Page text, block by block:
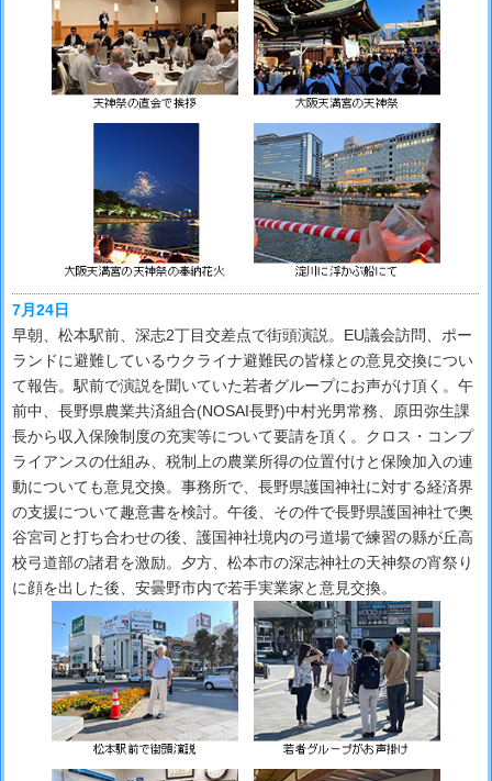
7月24日
早朝、松本駅前、深志2丁目交差点で街頭演説。EU議会訪問、ポー
ランドに避難しているウクライナ避難民の皆様との意見交換につい
て報告。駅前で演説を聞いていた若者グループにお声がけ頂く。午
前中、長野県農業共済組合(NOSAI長野)中村光男常務、原田弥生課
長から収入保険制度の充実等について要請を頂く。クロス・コンプ
ライアンスの仕組み、税制上の農業所得の位置付けと保険加入の連
動についても意見交換。事務所で、長野県護国神社に対する経済界
の支援について趣意書を検討。午後、その件で長野県護国神社で奥
谷宮司と打ち合わせの後、護国神社境内の弓道場で練習の縣が丘高
校弓道部の諸君を激励。夕方、松本市の深志神社の天神祭の宵祭り
に顔を出した後、安曇野市内で若手実業家と意見交換。